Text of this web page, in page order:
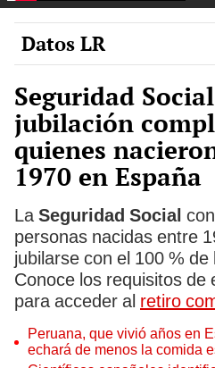
Datos LR
Seguridad
jubilación
quienes
1970 en España
La Seguridad Social
personas nacidas entre
jubilarse con el 100 %
Conoce los requisitos de
para acceder al retiro
Peruana, que vivió años en
echará de menos la comida